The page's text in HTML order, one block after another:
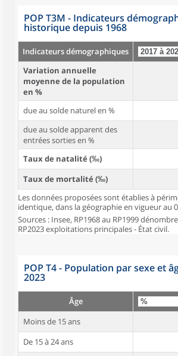
POP T3M - Indicateurs
historique depuis 1968
Indicateurs démographiques
Variation annuelle
moyenne de la population
en %
due au solde naturel en %
due au solde apparent des
entrées sorties en %
Taux de natalité (‰)
Taux de mortalité (‰)
Les données proposées sont établies à
identique, dans la géographie en vigueur au
Sources : Insee, RP1968 au RP1999
RP2023 exploitations principales - État civil.
POP T4 - Population par sexe et
2023
Âge
Moins de 15 ans
De 15 à 24 ans